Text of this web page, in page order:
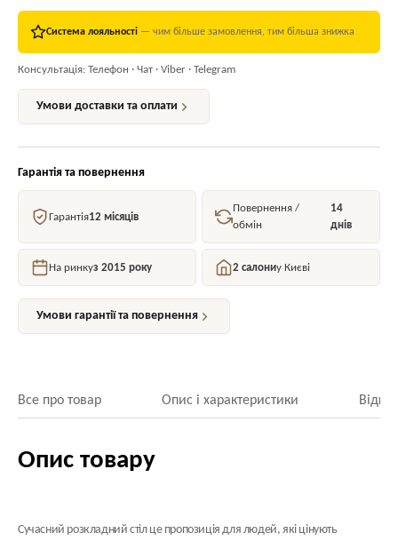
Система лояльності — чим більше замовлення, тим більша знижка
Консультація: Телефон · Чат · Viber · Telegram
Умови доставки та оплати
Гарантія та повернення
Гарантія12 місяців
Повернення /
обмін
14
днів
На ринкуз 2015 року 2 салониу Києві
Умови гарантії та повернення
Все про товар Опис і характеристики
Опис товару
Сучасний розкладний стіл це пропозиція для людей, які цінують